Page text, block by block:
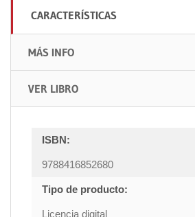
CARACTERÍSTICAS
MÁS INFO
VER LIBRO
ISBN:
9788416852680
Tipo de producto:
Licencia digital